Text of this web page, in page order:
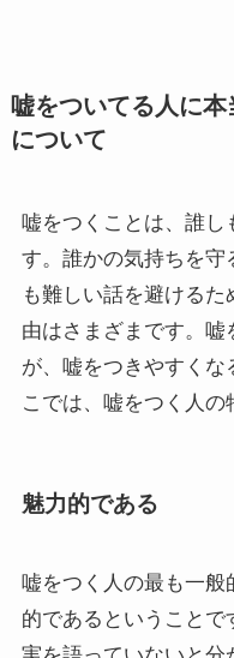
嘘をついてる人に
について
嘘をつくことは、誰
す。誰かの気持ちを守
も難しい話を避ける
由はさまざまです。
が、嘘をつきやすくな
こでは、嘘をつく人の
魅力的である
嘘をつく人の最も一般
的であるということ